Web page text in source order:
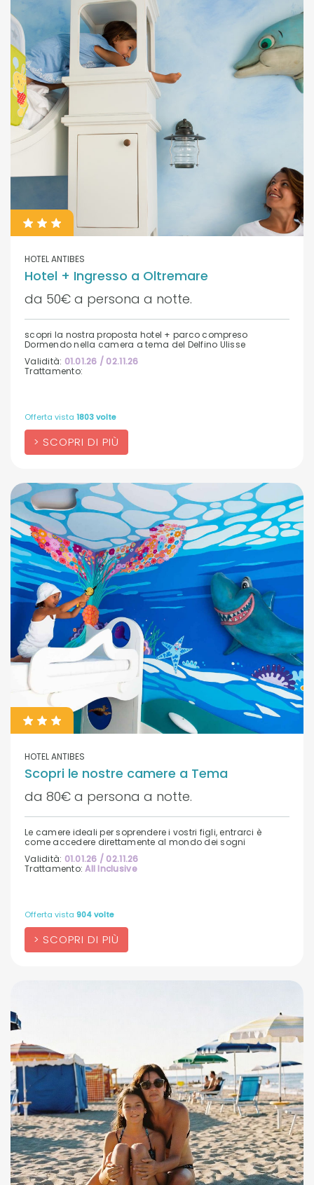
HOTEL ANTIBES
Hotel + Ingresso a Oltremare
da 50€ a persona a notte.
scopri la nostra proposta hotel + parco compreso
Dormendo nella camera a tema del Delfino Ulisse
Validità: 01.01.26 / 02.11.26
Trattamento:
SCOPRI DI PIÙ
Offerta vista 1803 volte
HOTEL ANTIBES
Scopri le nostre camere a Tema
da 80€ a persona a notte.
Le camere ideali per soprendere i vostri figli, entrarci è
come accedere direttamente al mondo dei sogni
Validità: 01.01.26 / 02.11.26
Trattamento:All Inclusive
SCOPRI DI PIÙ
Offerta vista 904 volte